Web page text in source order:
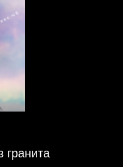
гранита